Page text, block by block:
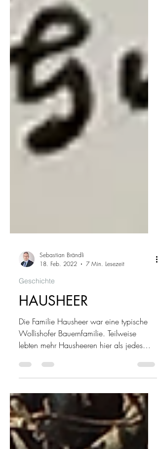
18. Feb. 2022
Geschichte
HAUSHEER
Die Familie Hausheer war eine typische
Wollishofer Bauernfamilie. Teilweise
lebten mehr Hausheeren hier als jedes
andere Geschlecht.